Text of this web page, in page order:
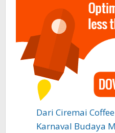
Dari Ciremai
Karnaval Budaya